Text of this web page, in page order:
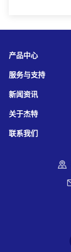
产品中心
服务与支持
新闻资讯
关于杰特
联系我们